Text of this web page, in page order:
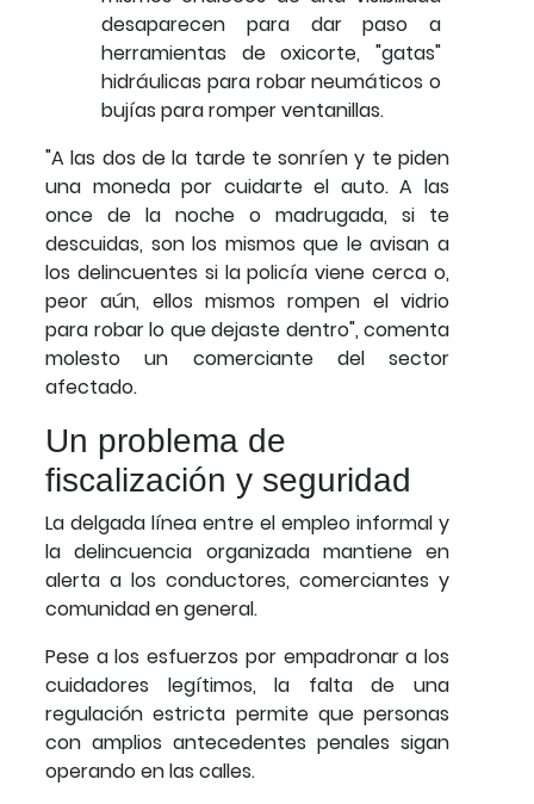
desaparecen para dar paso a
herramientas de oxicorte, "gatas"
hidráulicas para robar neumáticos o
bujías para romper ventanillas.
"A las dos de la tarde te sonríen y te piden
una moneda por cuidarte el auto. A las
once de la noche o madrugada, si te
descuidas, son los mismos que le avisan a
los delincuentes si la policía viene cerca o,
peor aún, ellos mismos rompen el vidrio
para robar lo que dejaste dentro", comenta
molesto un comerciante del sector
afectado.
Un problema de
fiscalización y seguridad
La delgada línea entre el empleo informal y
la delincuencia organizada mantiene en
alerta a los conductores, comerciantes y
comunidad en general.
Pese a los esfuerzos por empadronar a los
cuidadores legítimos, la falta de una
regulación estricta permite que personas
con amplios antecedentes penales sigan
operando en las calles.